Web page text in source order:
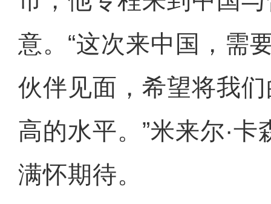
意。“这次来中国，需
伙伴见面，希望将我
高的水平。”米来尔·
满怀期待。